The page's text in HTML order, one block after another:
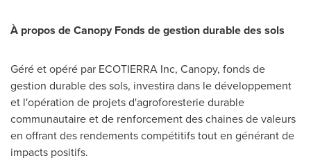
À propos de Canopy Fonds de gestion durable des sols
Géré et opéré par ECOTIERRA Inc, Canopy, fonds de
gestion durable des sols, investira dans le développement
et l'opération de projets d'agroforesterie durable
communautaire et de renforcement des chaines de valeurs
en offrant des rendements compétitifs tout en générant de
impacts positifs.